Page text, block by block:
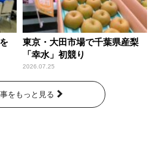
東京・大田市場で千葉県産梨
「幸水」初競り
2026.07.25
をもっと見る